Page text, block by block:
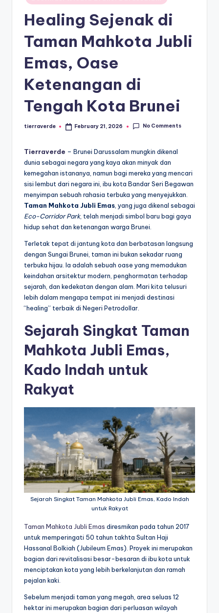
er
ul
diminati,
baik
dalam
negeri
maupun
mancanegara.
in
Healing Sejenak di
Taman Mahkota Jubli
Emas, Oase
Ketenangan di
Tengah Kota Brunei
Posted
tierraverde February 21, 2026 No Comments
Tierraverde – Brunei Darussalam mungkin dikenal
dunia sebagai negara yang kaya akan minyak dan
kemegahan istananya, namun bagi mereka yang mencari
sisi lembut dari negara ini, ibu kota Bandar Seri Begawan
menyimpan sebuah rahasia terbuka yang menyejukkan.
Taman Mahkota Jubli Emas , yang juga dikenal sebagai
Eco-Corridor Park, telah menjadi simbol baru bagi gaya
hidup sehat dan ketenangan warga Brunei.
Terletak tepat di jantung kota dan berbatasan langsung
dengan Sungai Brunei, taman ini bukan sekadar ruang
terbuka hijau. Ia adalah sebuah oase yang memadukan
keindahan arsitektur modern, penghormatan terhadap
sejarah, dan kedekatan dengan alam. Mari kita telusuri
lebih dalam mengapa tempat ini menjadi destinasi
“healing” terbaik di Negeri Petrodollar.
Sejarah Singkat Taman
Mahkota Jubli Emas,
Kado Indah untuk
Rakyat
Sejarah Singkat Taman Mahkota Jubli Emas, Kado Indah
untuk Rakyat
Taman Mahkota Jubli Emas diresmikan pada tahun 2017
untuk memperingati 50 tahun takhta Sultan Haji
Hassanal Bolkiah (Jubileum Emas). Proyek ini merupakan
bagian dari revitalisasi besar-besaran di ibu kota untuk
menciptakan kota yang lebih berkelanjutan dan ramah
pejalan kaki.
Sebelum menjadi taman yang megah, area seluas 12
hektar ini merupakan bagian dari perluasan wilayah